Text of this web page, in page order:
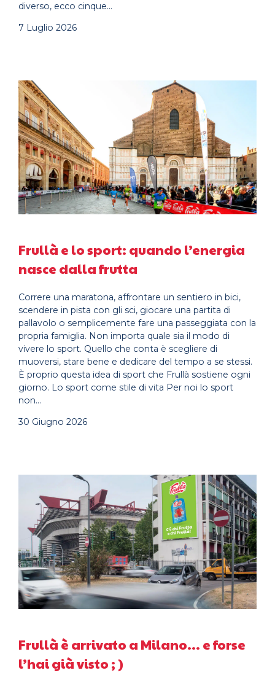
diverso, ecco cinque…
7 Luglio 2026
Frullà e lo sport: quando l’energia
nasce dalla frutta
Correre una maratona, affrontare un sentiero in bici,
scendere in pista con gli sci, giocare una partita di
pallavolo o semplicemente fare una passeggiata con la
propria famiglia. Non importa quale sia il modo di
vivere lo sport. Quello che conta è scegliere di
muoversi, stare bene e dedicare del tempo a se stessi.
È proprio questa idea di sport che Frullà sostiene ogni
giorno. Lo sport come stile di vita Per noi lo sport
non…
30 Giugno 2026
Frullà è arrivato a Milano… e forse
l’hai già visto ; )